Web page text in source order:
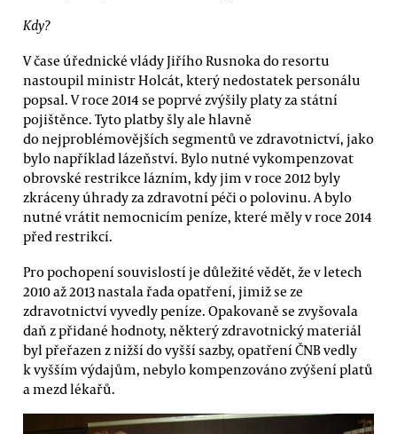
Kdy?
V čase úřednické vlády Jiřího Rusnoka do resortu
nastoupil ministr Holcát, který nedostatek personálu
popsal. V roce 2014 se poprvé zvýšily platy za státní
pojištěnce. Tyto platby šly ale hlavně
do nejproblémovějších segmentů ve zdravotnictví, jako
bylo například lázeňství. Bylo nutné vykompenzovat
obrovské restrikce lázním, kdy jim v roce 2012 byly
zkráceny úhrady za zdravotní péči o polovinu. A bylo
nutné vrátit nemocnicím peníze, které měly v roce 2014
před restrikcí.
Pro pochopení souvislostí je důležité vědět, že v letech
2010 až 2013 nastala řada opatření, jimiž se ze
zdravotnictví vyvedly peníze. Opakovaně se zvyšovala
daň z přidané hodnoty, některý zdravotnický materiál
byl přeřazen z nižší do vyšší sazby, opatření ČNB vedly
k vyšším výdajům, nebylo kompenzováno zvýšení platů
a mezd lékařů.